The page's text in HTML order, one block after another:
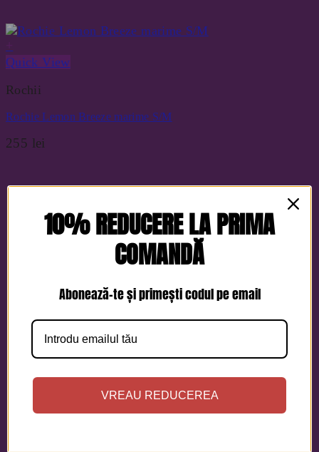
Quick View
Rochii
Rochie Lemon Breeze marime S/M
255 lei
10% REDUCERE LA PRIMA
COMANDĂ
Abonează-te și primești codul pe email
VREAU REDUCEREA